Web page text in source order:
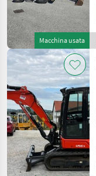
Macchina usata